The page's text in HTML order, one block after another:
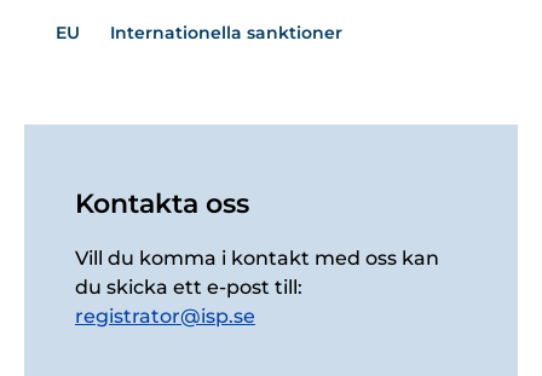
EU Internationella sanktioner
Kontakta oss
Vill du komma i kontakt med oss kan
du skicka ett e-post till:
registrator@isp.se